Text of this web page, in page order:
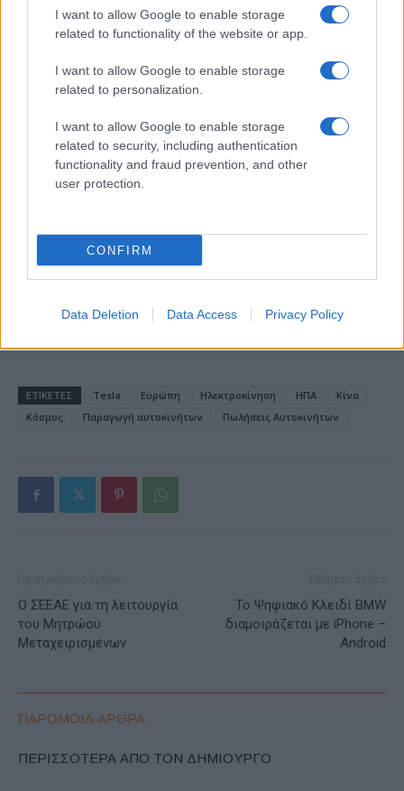
I want to allow Google to enable storage
related to functionality of the website or app.
I want to allow Google to enable storage
related to personalization.
I want to allow Google to enable storage
related to security, including authentication
functionality and fraud prevention, and other
user protection.
CONFIRM
Data Deletion Data Access Privacy Policy
συνεχίζουν μαζί: Ανανέωση
της συνεργασίας τους μέχρι
το 2028
18η συνεχόμενη χρονιά για τον ΟΤΕ στη διεθνή σειρά
δεικτών FTSE4Good
ΕΤΙΚΕΤΕΣ Tesla Ευρώπη Ηλεκτροκίνηση ΗΠΑ
Κίνα
Κόσμος
Παραγωγή αυτοκινήτων Πωλήσεις Αυτοκινήτων
Ο ΣΕΕΑΕ για τη λειτουργία
του Μητρώου
Μεταχειρισμένων
Το Ψηφιακό Κλειδί BMW
διαμοιράζεται με iPhone –
Android
ΠΑΡΟΜΟΙΑ ΑΡΘΡΑ
ΠΕΡΙΣΣΟΤΕΡΑ ΑΠΟ ΤΟΝ ΔΗΜΙΟΥΡΓΟ